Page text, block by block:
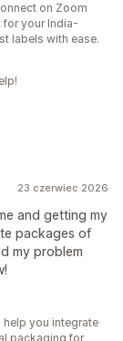
on Zoom
for your India-
labels with ease.
23 czerwiec 2026
and getting my
packages of
my problem
help you integrate
packaging for